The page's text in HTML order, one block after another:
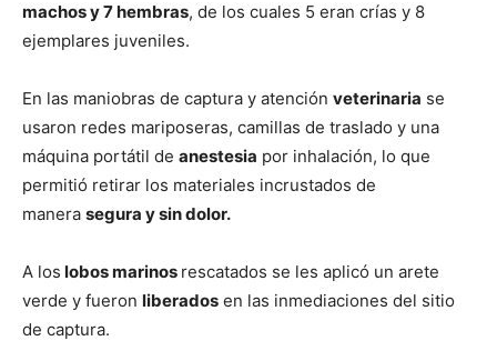
machos y 7 hembras, de los cuales 5 eran crías y 8
ejemplares juveniles.
En las maniobras de captura y atención veterinaria se
usaron redes mariposeras, camillas de traslado y una
máquina portátil de anestesia por inhalación, lo que
permitió retirar los materiales incrustados de
manera segura y sin dolor.
A los lobos marinos rescatados se les aplicó un arete
verde y fueron liberados en las inmediaciones del sitio
de captura.